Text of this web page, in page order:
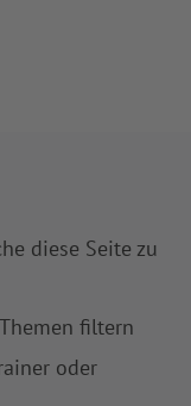
diese Seite zu
filtern
oder